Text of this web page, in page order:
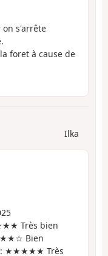
s'arrête
foret à cause de
Ilka
Très bien
Bien
: ★★★★★ Très